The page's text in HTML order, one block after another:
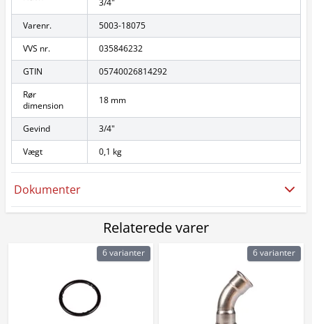
3/4"
Varenr.
5003-18075
VVS nr.
035846232
GTIN
05740026814292
Rør
dimension
18 mm
Gevind
3/4"
Vægt
0,1 kg
Dokumenter
Relaterede varer
6 varianter 6 varianter